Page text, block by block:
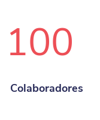
100
Colaboradores